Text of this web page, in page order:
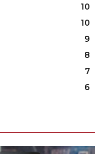
10
10
9
8
7
6